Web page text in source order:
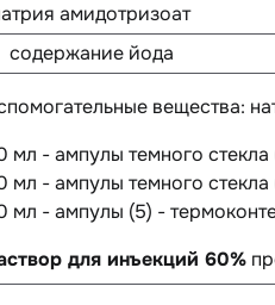
амидотризоат
содержание йода
вещества:
мл - ампулы темного
мл - ампулы темного
мл - ампулы (5) -
для инъекций 60%